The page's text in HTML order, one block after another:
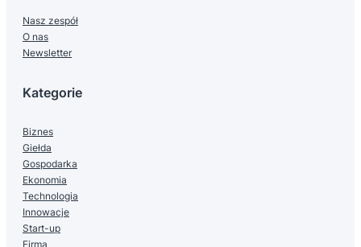
Nasz zespół
O nas
Newsletter
Kategorie
Biznes
Giełda
Gospodarka
Ekonomia
Technologia
Innowacje
Start-up
Firma